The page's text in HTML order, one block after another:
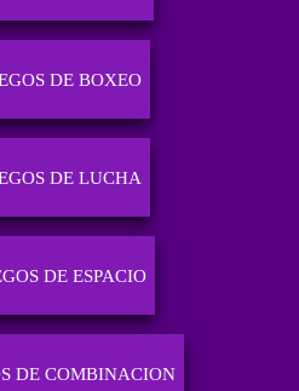
DE BOXEO
DE LUCHA
DE ESPACIO
DE COMBINACION